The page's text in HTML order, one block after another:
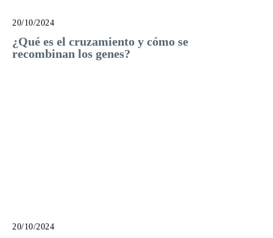
20/10/2024
¿Qué es el cruzamiento y cómo se
recombinan los genes?
20/10/2024